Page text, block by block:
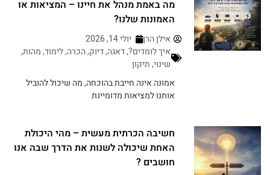
מה באמת מנהל את חיינו – המציאות או
האמונות שלנו?
אילן הרן
יולי 14, 2026
איך לומדים?,דאגה,דיוק,הכרה,לימוד,מהות,
שינוי,תיקון
אמונה אינה חייבת בהוכחה, מה שיכול להוביל
אותנו למציאות מדומיינת
חשיבה הכרתית מעשית – מהי היכולת
האחת שיכולה לשנות את הדרך שבה אנו
חושבים ?